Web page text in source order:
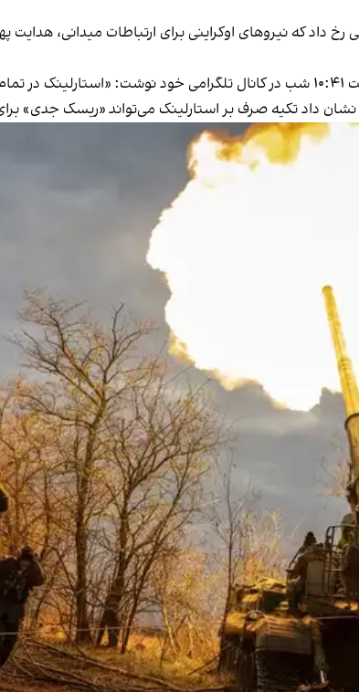
داد که نیروهای اوکراینی برای ارتباطات میدانی، هدایت
نشان داد تکیه صرف بر استارلینک می‌تواند «ریسک جدی»